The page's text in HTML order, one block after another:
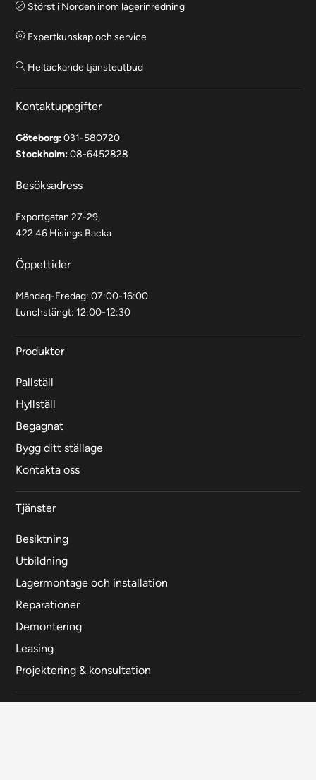
Störst i Norden inom lagerinredning
Expertkunskap och service
Heltäckande tjänsteutbud
Kontaktuppgifter
Göteborg:031-580720
Stockholm:08-6452828
Besöksadress
Exportgatan 27-29,
422 46 Hisings Backa
Öppettider
Måndag-Fredag: 07:00-16:00
Lunchstängt: 12:00-12:30
Produkter
Pallställ
Hyllställ
Begagnat
Bygg ditt ställage
Kontakta oss
Tjänster
Besiktning
Utbildning
Lagermontage och installation
Reparationer
Demontering
Leasing
Projektering & konsultation